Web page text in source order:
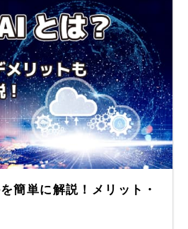
簡単に解説！メリット・